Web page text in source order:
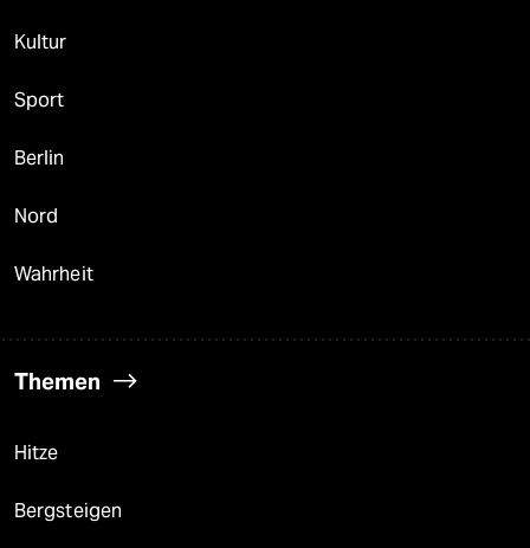
Kultur
Sport
Berlin
Nord
Wahrheit
Themen
Hitze
Bergsteigen